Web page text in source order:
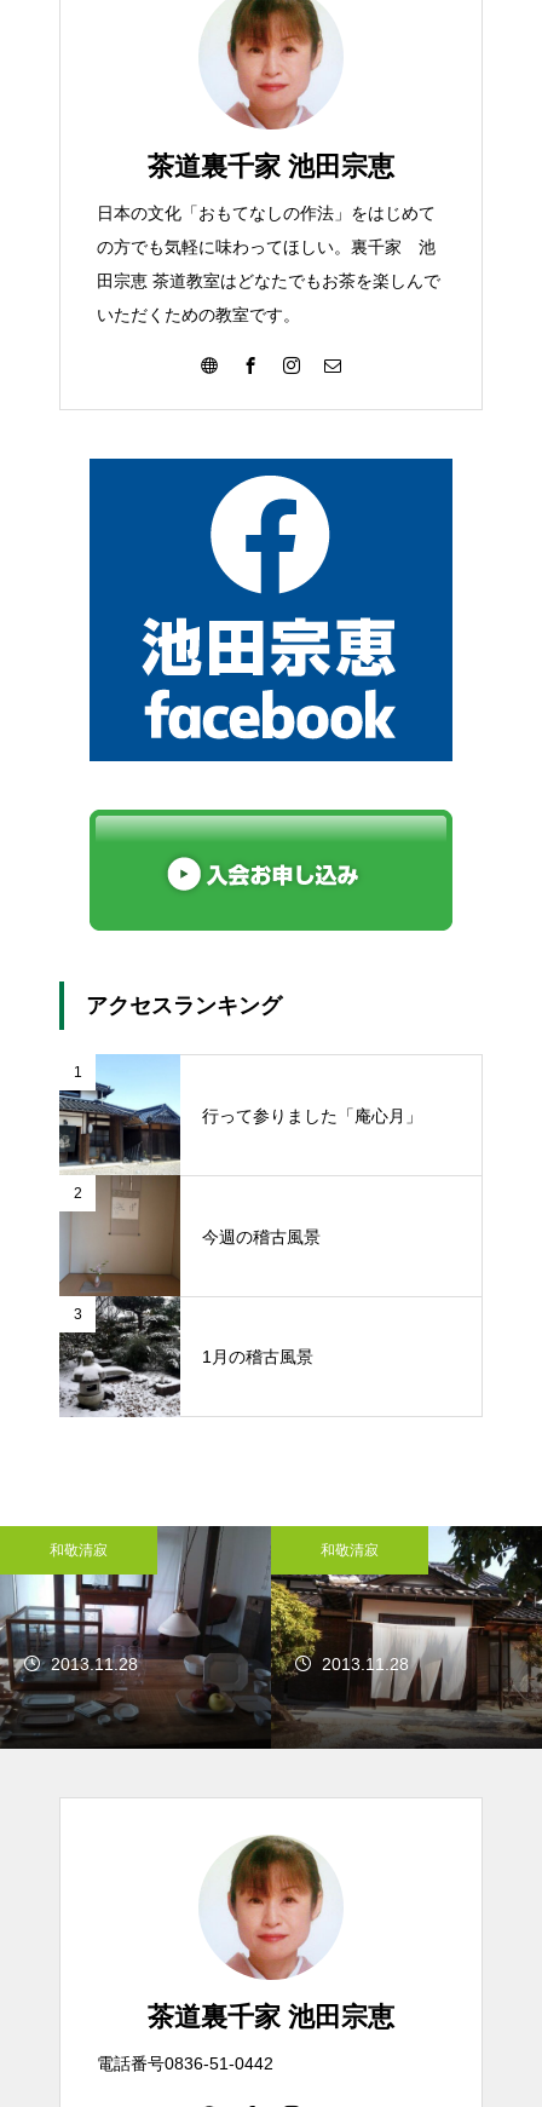
茶道裏千家 池田宗恵
日本の文化「おもてなしの作法」をはじめて
の方でも気軽に味わってほしい。裏千家 池
田宗恵 茶道教室はどなたでもお茶を楽しんで
いただくための教室です。
アクセスランキング
1
行って参りました「庵心月」
2
今週の稽古風景
3
1月の稽古風景
和敬清寂
2013.11.28
和敬清寂
2013.11.28
茶道裏千家 池田宗恵
電話番号0836-51-0442